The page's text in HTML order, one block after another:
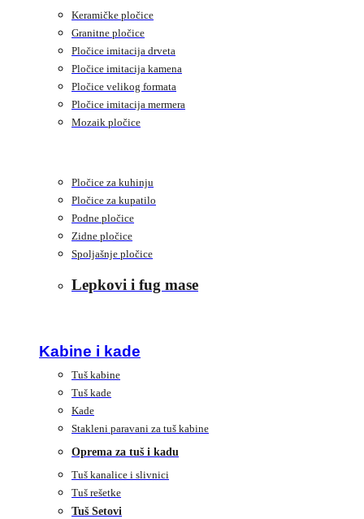
Keramičke pločice
Granitne pločice
Pločice imitacija drveta
Pločice imitacija kamena
Pločice velikog formata
Pločice imitacija mermera
Mozaik pločice
Pločice za kuhinju
Pločice za kupatilo
Podne pločice
Zidne pločice
Spoljašnje pločice
Lepkovi i fug mase
Kabine i kade
Tuš kabine
Tuš kade
Kade
Stakleni paravani za tuš kabine
Oprema za tuš i kadu
Tuš kanalice i slivnici
Tuš rešetke
Tuš Setovi